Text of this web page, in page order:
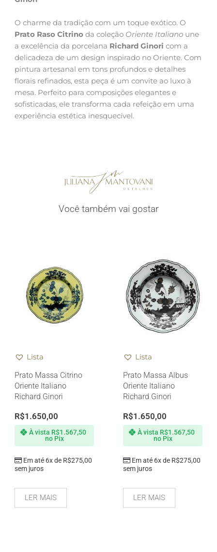
O charme da tradição com um toque exótico. O
Prato Raso Citrino da coleção Oriente Italiano une
a excelência da porcelana Richard Ginori com a
delicadeza de um design inspirado no Oriente. Com
pintura artesanal em tons profundos e detalhes
florais refinados, esta peça é um convite ao luxo à
mesa. Perfeito para composições elegantes e
sofisticadas, ele transforma cada refeição em uma
experiência estética inesquecível.
Você também vai gostar
Lista
Prato Massa Citrino
Oriente Italiano
Richard Ginori
R$1.650,00
Em até 6x de R$275,00
sem juros
À vista R$1.567,50
no Pix
LER MAIS
Lista
Prato Massa Albus
Oriente Italiano
Richard Ginori
R$1.650,00
Em até 6x de R$275,00
sem juros
À vista R$1.567,50
no Pix
LER MAIS